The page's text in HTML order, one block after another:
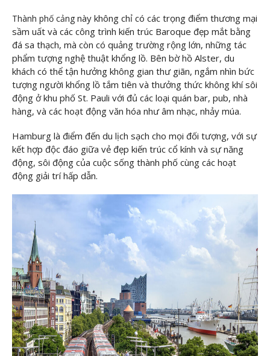
Thành phố cảng này không chỉ có các trọng điểm thương mại
sầm uất và các công trình kiến trúc Baroque đẹp mắt bằng
đá sa thạch, mà còn có quảng trường rộng lớn, những tác
phẩm tượng nghệ thuật khổng lồ. Bên bờ hồ Alster, du
khách có thể tận hưởng không gian thư giãn, ngắm nhìn bức
tượng người khổng lồ tắm tiên và thưởng thức không khí sôi
động ở khu phố St. Pauli với đủ các loại quán bar, pub, nhà
hàng, và các hoạt động văn hóa như âm nhạc, nhảy múa.
Hamburg là điểm đến du lịch sạch cho mọi đối tượng, với sự
kết hợp độc đáo giữa vẻ đẹp kiến trúc cổ kính và sự năng
động, sôi động của cuộc sống thành phố cùng các hoạt
động giải trí hấp dẫn.